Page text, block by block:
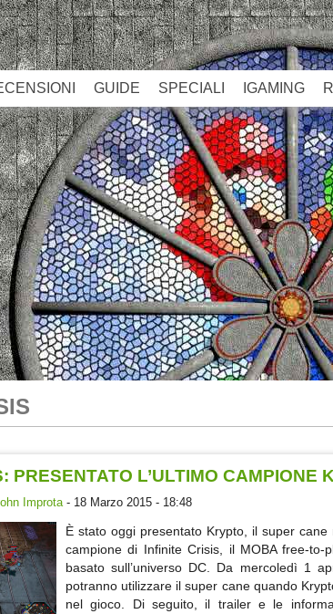
GUIDE SPECIALI IGAMING
PRESENTATO L’ULTIMO CAMPIONE
Improta- 18 Marzo 2015 - 18:48
È stato oggi presentato Krypto, il super cane
campione di Infinite Crisis, il MOBA free-to-
basato sull’universo DC. Da mercoledì 1
potranno utilizzare il super cane quando
nel gioco. Di seguito, il trailer e le